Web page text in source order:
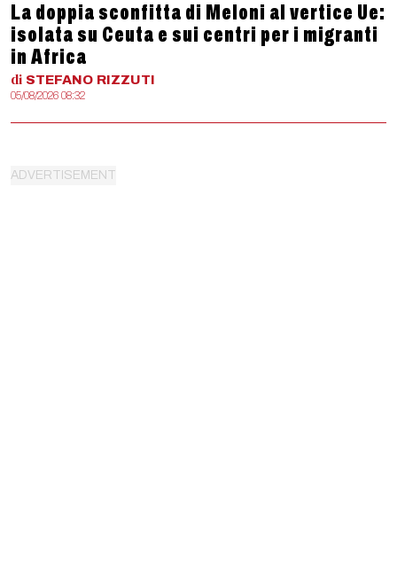
La doppia sconfitta di Meloni al vertice Ue:
isolata su Ceuta e sui centri per i migranti
in Africa
di STEFANO RIZZUTI
05/08/2026 08:32